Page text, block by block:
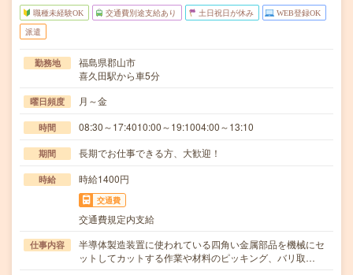
職種未経験OK 交通費別途支給あり 土日祝日が休み WEB登録OK
派遣
勤務地
福島県郡山市
喜久田駅から車5分
曜日頻度 月～金
時間 08:30～17:4010:00～19:1004:00～13:10
期間 長期でお仕事できる方、大歓迎！
時給 時給1400円
交通費
交通費規定内支給
仕事内容
半導体製造装置に使われている四角い金属部品を機械にセ
ットしてカットする作業や材料のピッキング、バリ取…